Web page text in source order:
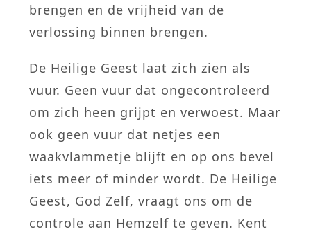
brengen en de vrijheid van de
verlossing binnen brengen.
De Heilige Geest laat zich zien als
vuur. Geen vuur dat ongecontroleerd
om zich heen grijpt en verwoest. Maar
ook geen vuur dat netjes een
waakvlammetje blijft en op ons bevel
iets meer of minder wordt. De Heilige
Geest, God Zelf, vraagt ons om de
controle aan Hemzelf te geven. Kent